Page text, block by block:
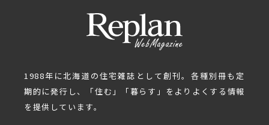
1988年に北海道の住宅雑誌として創刊。各種別冊も定
期的に発行し、「住む」「暮らす」をよりよくする情報
を提供しています。